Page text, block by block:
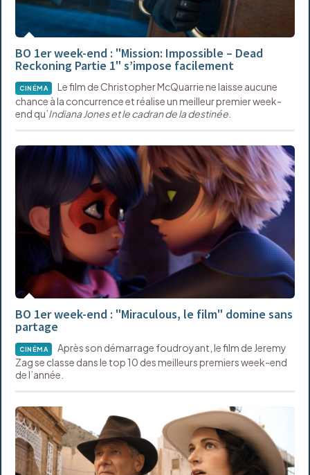
BO 1er week-end : "Mission: Impossible – Dead
Reckoning Partie 1" s’impose facilement
CINÉMA
Le film de Christopher McQuarrie ne laisse aucune
chance à la concurrence et réalise un meilleur premier week-
end qu’Indiana Jones et le cadran de la destinée
BO 1er week-end : "Miraculous, le film" domine sans
partage
CINÉMA
Après son démarrage foudroyant, le film de Jeremy
Zag se classe dans le top 10 des meilleurs premiers week-end
de l’année.